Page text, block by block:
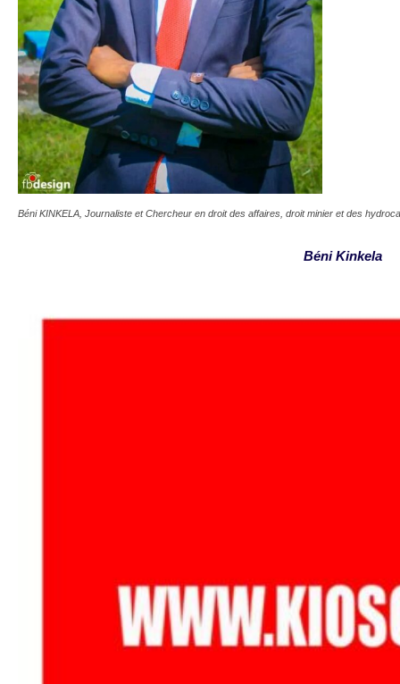
Béni KINKELA, Journaliste et Chercheur en droit des affaires, droit minier et des
Béni Kinkela